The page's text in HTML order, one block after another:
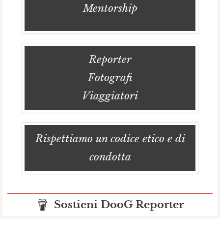
Mentorship
Reporter
Fotografi
Viaggiatori
Rispettiamo un codice etico e di
condotta
Sostieni DooG Reporter